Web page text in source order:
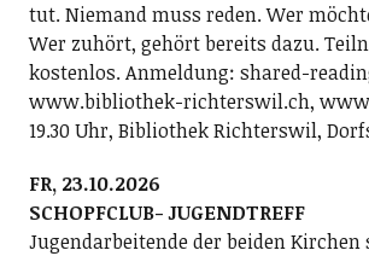
tut. Niemand muss reden. Wer
Wer zuhört, gehört bereits dazu.
kostenlos. Anmeldung: shared-
www.bibliothek-richterswil.ch,
19.30 Uhr, Bibliothek Richterswil,
FR, 23.10.2026
SCHOPFCLUB- JUGENDTREFF
Jugendarbeitende der beiden Kirchen